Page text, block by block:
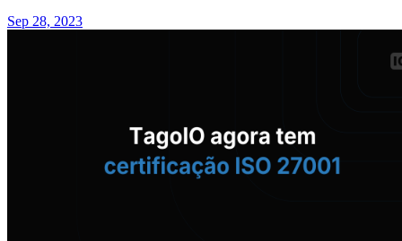
Sep 28, 2023